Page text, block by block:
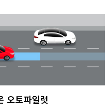
오토파일럿